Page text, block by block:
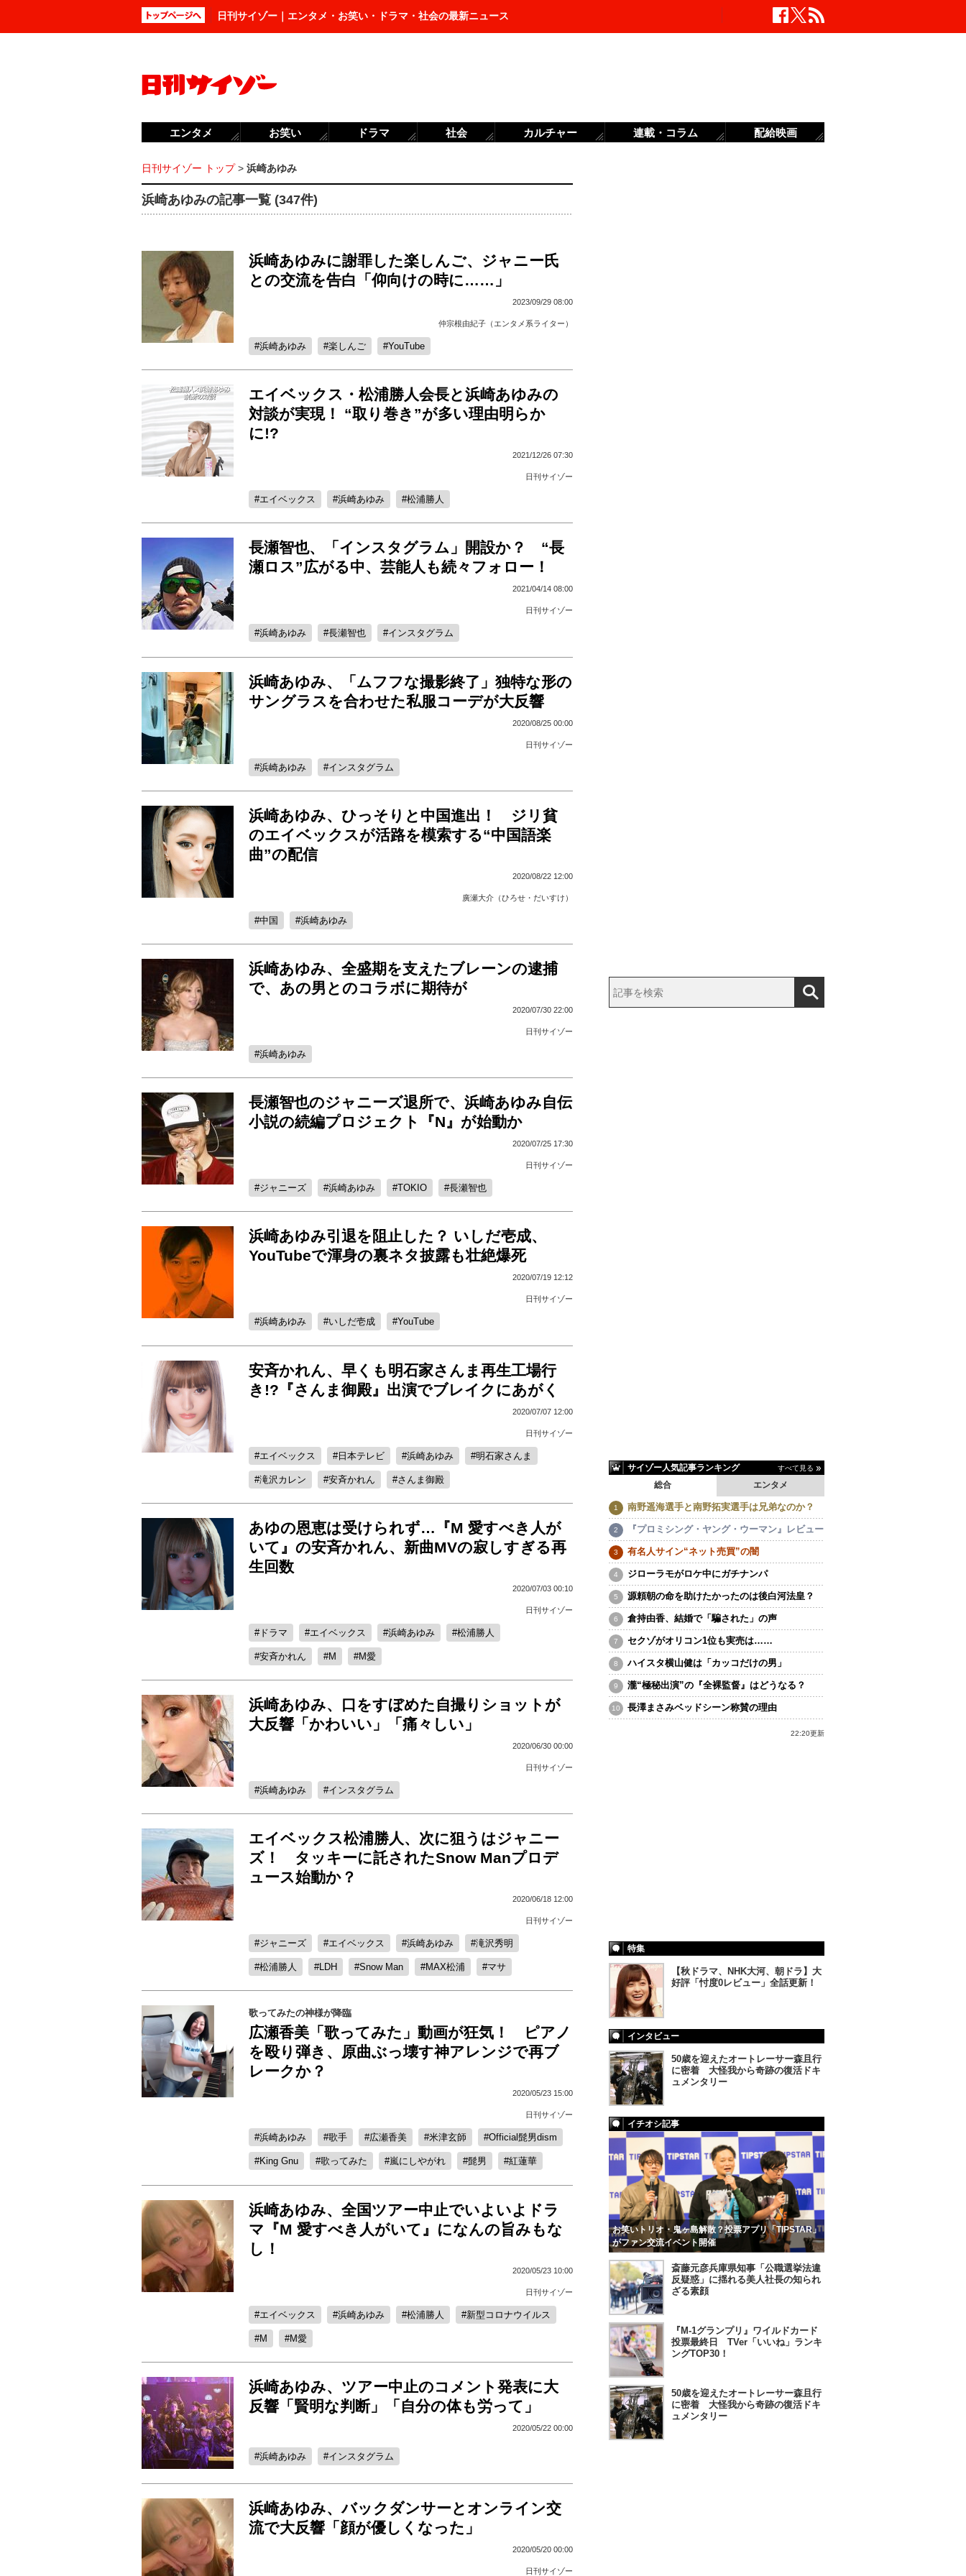
日刊サイゾー｜エンタメ・お笑い・ドラマ・社会の最新ニュース
日刊サイゾー トップ> 浜崎あゆみ
浜崎あゆみの記事一覧 (347件)
浜崎あゆみに謝罪した楽しんご、ジャニー氏
との交流を告白「仰向けの時に……」
2023/09/29 08:00
仲宗根由紀子（エンタメ系ライター）
浜崎あゆみ 楽しんご YouTube
エイベックス・松浦勝人会長と浜崎あゆみの
対談が実現！ “取り巻き”が多い理由明らか
に!?
2021/12/26 07:30
日刊サイゾー
エイベックス 浜崎あゆみ 松浦勝人
長瀬智也、「インスタグラム」開設か？ “長
瀬ロス”広がる中、芸能人も続々フォロー！
2021/04/14 08:00
日刊サイゾー
浜崎あゆみ 長瀬智也 インスタグラム
浜崎あゆみ、「ムフフな撮影終了」独特な形の
サングラスを合わせた私服コーデが大反響
2020/08/25 00:00
日刊サイゾー
浜崎あゆみ インスタグラム
浜崎あゆみ、ひっそりと中国進出！ ジリ貧
のエイベックスが活路を模索する“中国語楽
曲”の配信
2020/08/22 12:00
廣瀬大介（ひろせ・だいすけ）
中国 浜崎あゆみ
浜崎あゆみ、全盛期を支えたブレーンの逮捕
で、あの男とのコラボに期待が
2020/07/30 22:00
日刊サイゾー
浜崎あゆみ
長瀬智也のジャニーズ退所で、浜崎あゆみ自伝
小説の続編プロジェクト『N』が始動か
2020/07/25 17:30
日刊サイゾー
ジャニーズ 浜崎あゆみ TOKIO 長瀬智也
浜崎あゆみ引退を阻止した？ いしだ壱成、
YouTubeで渾身の裏ネタ披露も壮絶爆死
2020/07/19 12:12
日刊サイゾー
浜崎あゆみ いしだ壱成 YouTube
安斉かれん、早くも明石家さんま再生工場行
き!?『さんま御殿』出演でブレイクにあがく
2020/07/07 12:00
日刊サイゾー
エイベックス 日本テレビ 浜崎あゆみ 明石家さんま
滝沢カレン 安斉かれん さんま御殿
あゆの恩恵は受けられず…『M 愛すべき人が
いて』の安斉かれん、新曲MVの寂しすぎる再
生回数
2020/07/03 00:10
日刊サイゾー
ドラマ エイベックス 浜崎あゆみ 松浦勝人
安斉かれん M M愛
浜崎あゆみ、口をすぼめた自撮りショットが
大反響「かわいい」「痛々しい」
2020/06/30 00:00
日刊サイゾー
浜崎あゆみ インスタグラム
エイベックス松浦勝人、次に狙うはジャニー
ズ！ タッキーに託されたSnow Manプロデ
ュース始動か？
2020/06/18 12:00
日刊サイゾー
ジャニーズ エイベックス 浜崎あゆみ 滝沢秀明
松浦勝人 LDH Snow Man MAX松浦 マサ
歌ってみたの神様が降臨
広瀬香美「歌ってみた」動画が狂気！ ピアノ
を殴り弾き、原曲ぶっ壊す神アレンジで再ブ
レークか？
2020/05/23 15:00
日刊サイゾー
浜崎あゆみ 歌手 広瀬香美 米津玄師 Official髭男dism
King Gnu 歌ってみた 嵐にしやがれ 髭男 紅蓮華
浜崎あゆみ、全国ツアー中止でいよいよドラ
マ『M 愛すべき人がいて』になんの旨みもな
し！
2020/05/23 10:00
日刊サイゾー
エイベックス 浜崎あゆみ 松浦勝人 新型コロナウイルス
M M愛
浜崎あゆみ、ツアー中止のコメント発表に大
反響「賢明な判断」「自分の体も労って」
2020/05/22 00:00
浜崎あゆみ インスタグラム
浜崎あゆみ、バックダンサーとオンライン交
流で大反響「顔が優しくなった」
2020/05/20 00:00
日刊サイゾー
サイゾー人気記事ランキング すべて見る
エンタメ
総合
南野遥海選手と南野拓実選手は兄弟なのか？
『プロミシング・ヤング・ウーマン』レビュー
有名人サイン“ネット売買”の闇
ジローラモがロケ中にガチナンパ
源頼朝の命を助けたかったのは後白河法皇？
倉持由香、結婚で「騙された」の声
セクゾがオリコン1位も実売は……
ハイスタ横山健は「カッコだけの男」
瀧“極秘出演”の『全裸監督』はどうなる？
長澤まさみベッドシーン称賛の理由
22:20更新
特集
【秋ドラマ、NHK大河、朝ドラ】大
好評「忖度0レビュー」全話更新！
インタビュー
50歳を迎えたオートレーサー森且行
に密着 大怪我から奇跡の復活ドキ
ュメンタリー
イチオシ記事
お笑いトリオ・鬼ヶ島解散？投票アプリ「TIPSTAR」
がファン交流イベント開催
斎藤元彦兵庫県知事「公職選挙法違
反疑惑」に揺れる美人社長の知られ
ざる素顔
『M-1グランプリ』ワイルドカード
投票最終日 TVer「いいね」ランキ
ングTOP30！
50歳を迎えたオートレーサー森且行
に密着 大怪我から奇跡の復活ドキ
ュメンタリー
エンタメ お笑い ドラマ 社会 カルチャー 連載・コラム 配給映画